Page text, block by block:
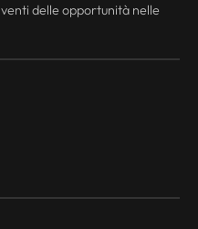
delle opportunità nelle